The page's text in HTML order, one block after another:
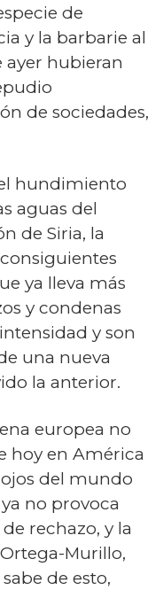
de
y la barbarie al
hubieran
de sociedades,
hundimiento
aguas del
de Siria, la
ya lleva más
y condenas
y son
una nueva
la anterior.
europea no
hoy en América
del mundo
no provoca
rechazo, y la
Murillo,
de esto,